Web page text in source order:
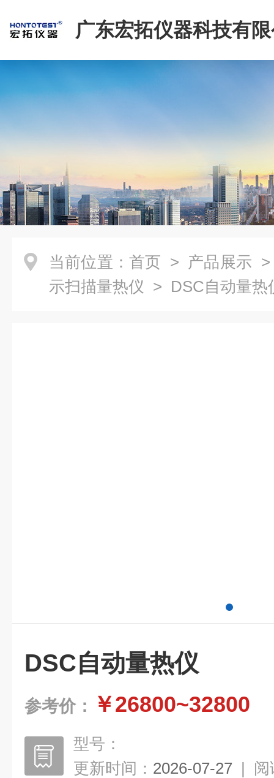
广东宏拓仪器科技有
当前位置： 首页 > 产品展示
示扫描量热仪 > DSC自动量热
DSC自动量热仪
参考价： ￥26800~32800
型号：
更新时间： 2026-07-27 | 阅